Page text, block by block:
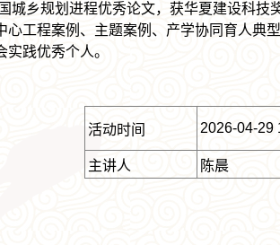
城乡规划进程优秀论文，获华夏建设科
心工程案例、主题案例、产学协同育人典
践优秀个人。
活动时间 2026-04-29
主讲人 陈晨